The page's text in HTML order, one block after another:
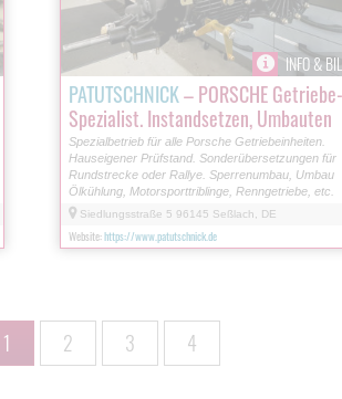
INFO &
PATUTSCHNICK– PORSCHE Getriebe-
Spezialist. Instandsetzen, Umbauten
Spezialbetrieb für alle Porsche Getriebeinheiten.
Hauseigener Prüfstand. Sonderübersetzungen für
Rundstrecke oder Rallye. Sperrenumbau, Umbau
Ölkühlung, Motorsporttriblinge, Renngetriebe, etc.
Siedlungsstraße 5 96145 Seßlach, DE
Website:https://www.patutschnick.de
1 2 3 4